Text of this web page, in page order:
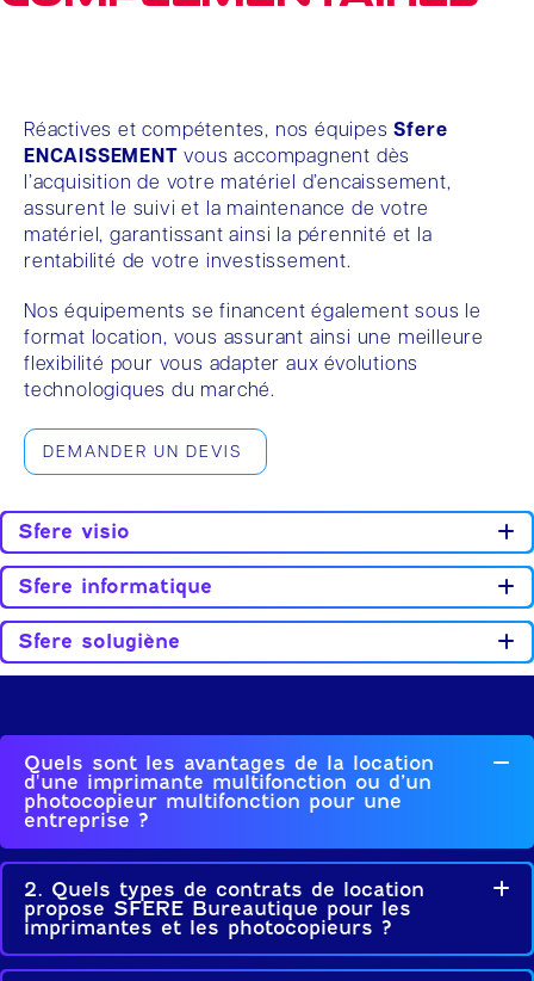
Réactives et compétentes, nos équipesSfere
ENCAISSEMENT vous accompagnent dès
l’acquisition de votre matériel d’encaissement,
assurent le suivi et la maintenance de votre
matériel, garantissant ainsi la pérennité et la
rentabilité de votre investissement.
Nos équipements se financent également sous le
format location, vous assurant ainsi une meilleure
flexibilité pour vous adapter aux évolutions
technologiques du marché.
DEMANDER UN DEVIS
Sfere visio
Sfere informatique
Sfere solugiène
Quels sont les avantages de la location
d'une imprimante multifonction ou d’un
photocopieur multifonction pour une
entreprise ?
2. Quels types de contrats de location
propose SFERE Bureautique pour les
imprimantes et les photocopieurs ?